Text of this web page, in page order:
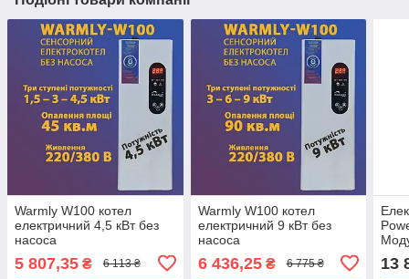
Warmly W100 котел
електричний 4,5 кВт без
насоса
5 807,35 ₴ 6 113 ₴
Warmly W100 котел
електричний 9 кВт без
насоса
6 436,25₴ 6 775 ₴ 13